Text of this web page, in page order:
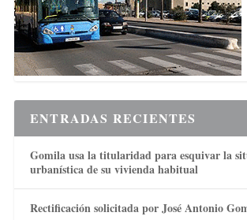
ENTRADAS RECIENTES
Gomila usa la titularidad para esquivar la
urbanística de su vivienda habitual
Rectificación solicitada por José Antonio